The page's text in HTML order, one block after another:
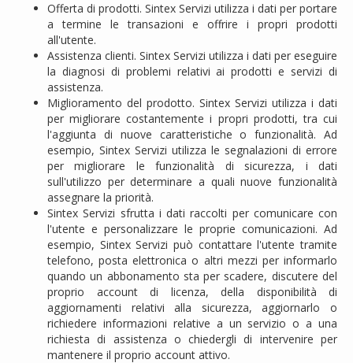
Offerta di prodotti. Sintex Servizi utilizza i dati per portare
a termine le transazioni e offrire i propri prodotti
all'utente.
Assistenza clienti. Sintex Servizi utilizza i dati per eseguire
la diagnosi di problemi relativi ai prodotti e servizi di
assistenza.
Miglioramento del prodotto. Sintex Servizi utilizza i dati
per migliorare costantemente i propri prodotti, tra cui
l'aggiunta di nuove caratteristiche o funzionalità. Ad
esempio, Sintex Servizi utilizza le segnalazioni di errore
per migliorare le funzionalità di sicurezza, i dati
sull'utilizzo per determinare a quali nuove funzionalità
assegnare la priorità.
Sintex Servizi sfrutta i dati raccolti per comunicare con
l'utente e personalizzare le proprie comunicazioni. Ad
esempio, Sintex Servizi può contattare l'utente tramite
telefono, posta elettronica o altri mezzi per informarlo
quando un abbonamento sta per scadere, discutere del
proprio account di licenza, della disponibilità di
aggiornamenti relativi alla sicurezza, aggiornarlo o
richiedere informazioni relative a un servizio o a una
richiesta di assistenza o chiedergli di intervenire per
mantenere il proprio account attivo.